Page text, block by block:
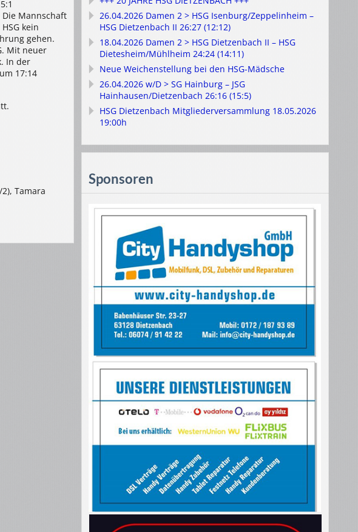
Mannschaft
kein
gehen.
Mit neuer
In der
17:14
Tamara
26.04.2026 Damen 2 > HSG Isenburg/Zeppelinheim –
HSG Dietzenbach II 26:27 (12:12)
18.04.2026 Damen 2 > HSG Dietzenbach II – HSG
Dietesheim/Mühlheim 24:24 (14:11)
Neue Weichenstellung bei den HSG-Mädsche
26.04.2026 w/D > SG Hainburg – JSG
Hainhausen/Dietzenbach 26:16 (15:5)
HSG Dietzenbach Mitgliederversammlung 18.05.2026
19:00h
Sponsoren